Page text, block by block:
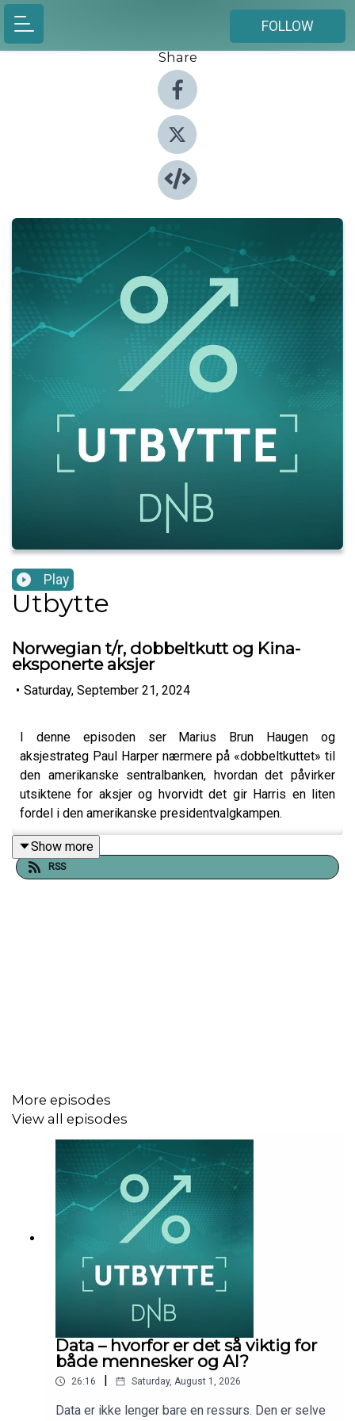
FOLLOW
Share
Play
Utbytte
Norwegian t/r, dobbeltkutt og Kina-
eksponerte aksjer
• Saturday, September 21, 2024
I denne episoden ser Marius Brun Haugen og
aksjestrateg Paul Harper nærmere på «dobbeltkuttet» til
den amerikanske sentralbanken, hvordan det påvirker
utsiktene for aksjer og hvorvidt det gir Harris en liten
fordel i den amerikanske presidentvalgkampen.
Andre halvdel av episoden ble spilt inn under et
fredag 20. september 2024 i Oslo.
Produsent: Kim A. Farago, DNB Wealth Management.
Show more
RSS
More episodes
View all episodes
Data – hvorfor er det så viktig for
både mennesker og AI?
26:16 Saturday, August 1, 2026
Data er ikke lenger bare en ressurs. Den er selve